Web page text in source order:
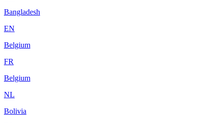
Bangladesh
EN
Belgium
FR
Belgium
NL
Bolivia